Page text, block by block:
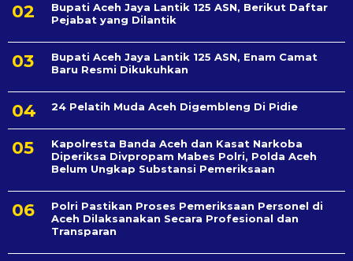
Bupati Aceh Jaya Lantik 125 ASN, Berikut Daftar
Pejabat yang Dilantik
Bupati Aceh Jaya Lantik 125 ASN, Enam Camat
Baru Resmi Dikukuhkan
24 Pelatih Muda Aceh Digembleng Di Pidie
Kapolresta Banda Aceh dan Kasat Narkoba
Diperiksa Divpropam Mabes Polri, Polda Aceh
Belum Ungkap Substansi Pemeriksaan
Polri Pastikan Proses Pemeriksaan Personel di
Aceh Dilaksanakan Secara Profesional dan
Transparan